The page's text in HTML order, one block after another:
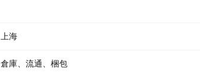
上海
倉庫、流通、梱包